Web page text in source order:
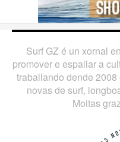
Surf GZ é un xornal
promover e espallar a
traballando dende
novas de surf,
Moitas